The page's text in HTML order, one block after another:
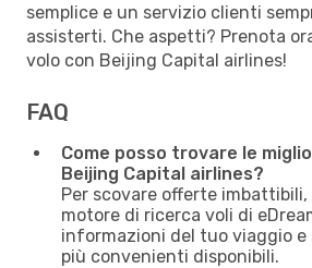
semplice e un servizio clienti
assisterti. Che aspetti? Prenota
volo con Beijing Capital airlines!
FAQ
Come posso trovare le
Beijing Capital airlines?
Per scovare offerte
motore di ricerca voli di
informazioni del tuo viaggio e
più convenienti disponibili.